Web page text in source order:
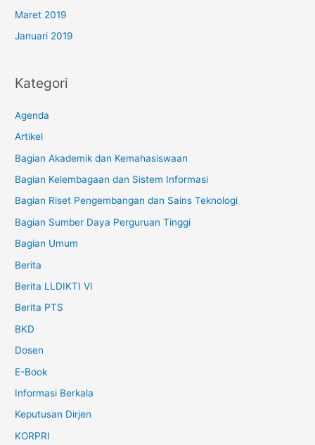
Maret 2019
Januari 2019
Kategori
Agenda
Artikel
Bagian Akademik dan Kemahasiswaan
Bagian Kelembagaan dan Sistem Informasi
Bagian Riset Pengembangan dan Sains Teknologi
Bagian Sumber Daya Perguruan Tinggi
Bagian Umum
Berita
Berita LLDIKTI VI
Berita PTS
BKD
Dosen
E-Book
Informasi Berkala
Keputusan Dirjen
KORPRI